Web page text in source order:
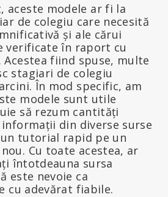
aceste modele ar fi la
de colegiu care necesită
și ale cărui
verificate în raport cu
fiind spuse, multe
stagiari de colegiu
În mod specific, am
modele sunt utile
să rezum cantități
din diverse surse
un tutorial rapid pe un
Cu toate acestea, ar
întotdeauna sursa
este nevoie ca
cu adevărat fiabile.